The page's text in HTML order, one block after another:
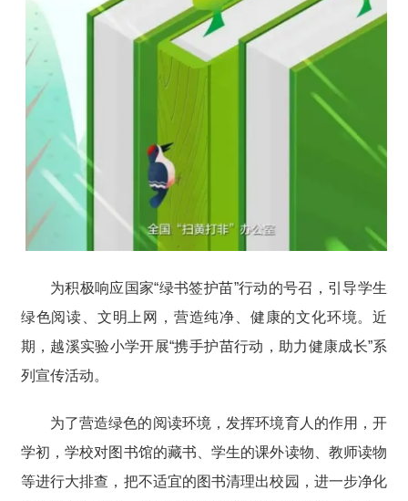
为积极响应国家“绿书签护苗”行动的号召，引导学生
绿色阅读、文明上网，营造纯净、健康的文化环境。近
期，越溪实验小学开展“携手护苗行动，助力健康成长”系
列宣传活动。
为了营造绿色的阅读环境，发挥环境育人的作用，开
学初，学校对图书馆的藏书、学生的课外读物、教师读物
等进行大排查，把不适宜的图书清理出校园，进一步净化